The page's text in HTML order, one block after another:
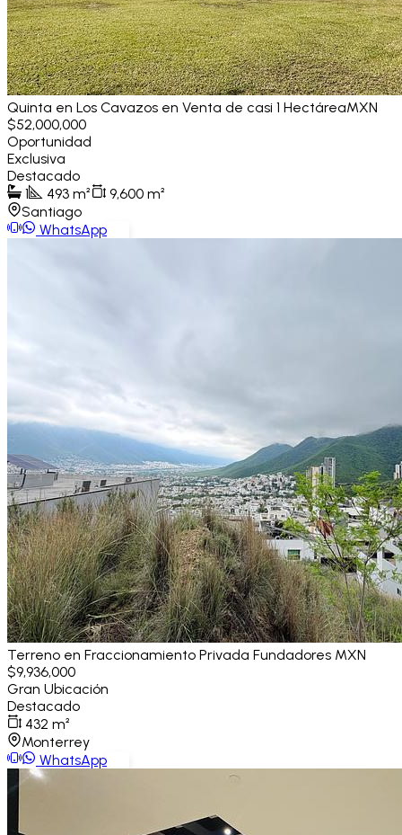
Quinta en Los Cavazos en Venta de casi 1 HectáreaMXN
$52,000,000
Oportunidad
Exclusiva
Destacado
1
493 m² 9,600 m²
Santiago
WhatsApp
Terreno en Fraccionamiento Privada Fundadores MXN
$9,936,000
Gran Ubicación
Destacado
432 m²
Monterrey
WhatsApp